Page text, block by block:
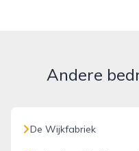
Andere
De Wijkfabriek